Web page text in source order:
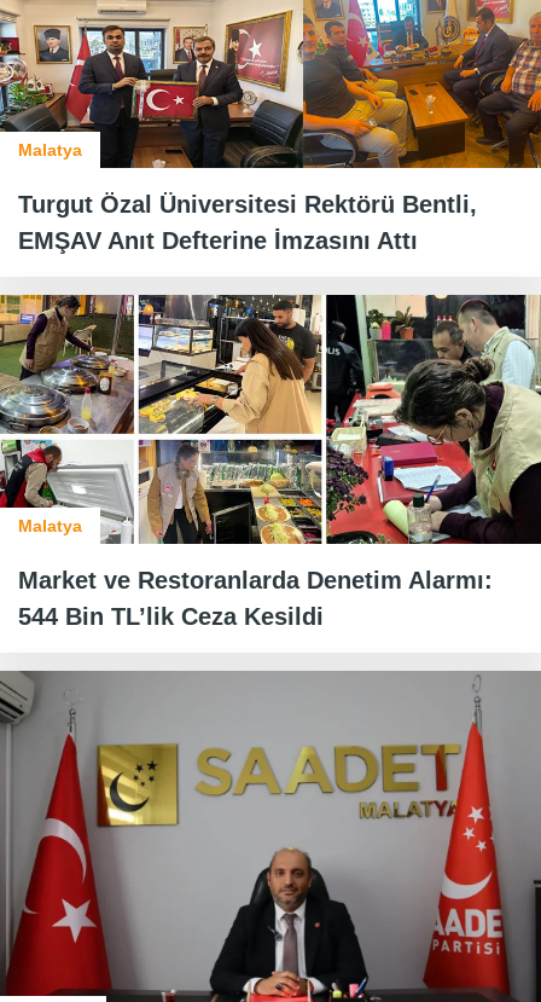
Malatya
Turgut Özal Üniversitesi Rektörü Bentli,
EMŞAV Anıt Defterine İmzasını Attı
Malatya
Market ve Restoranlarda Denetim Alarmı:
544 Bin TL’lik Ceza Kesildi